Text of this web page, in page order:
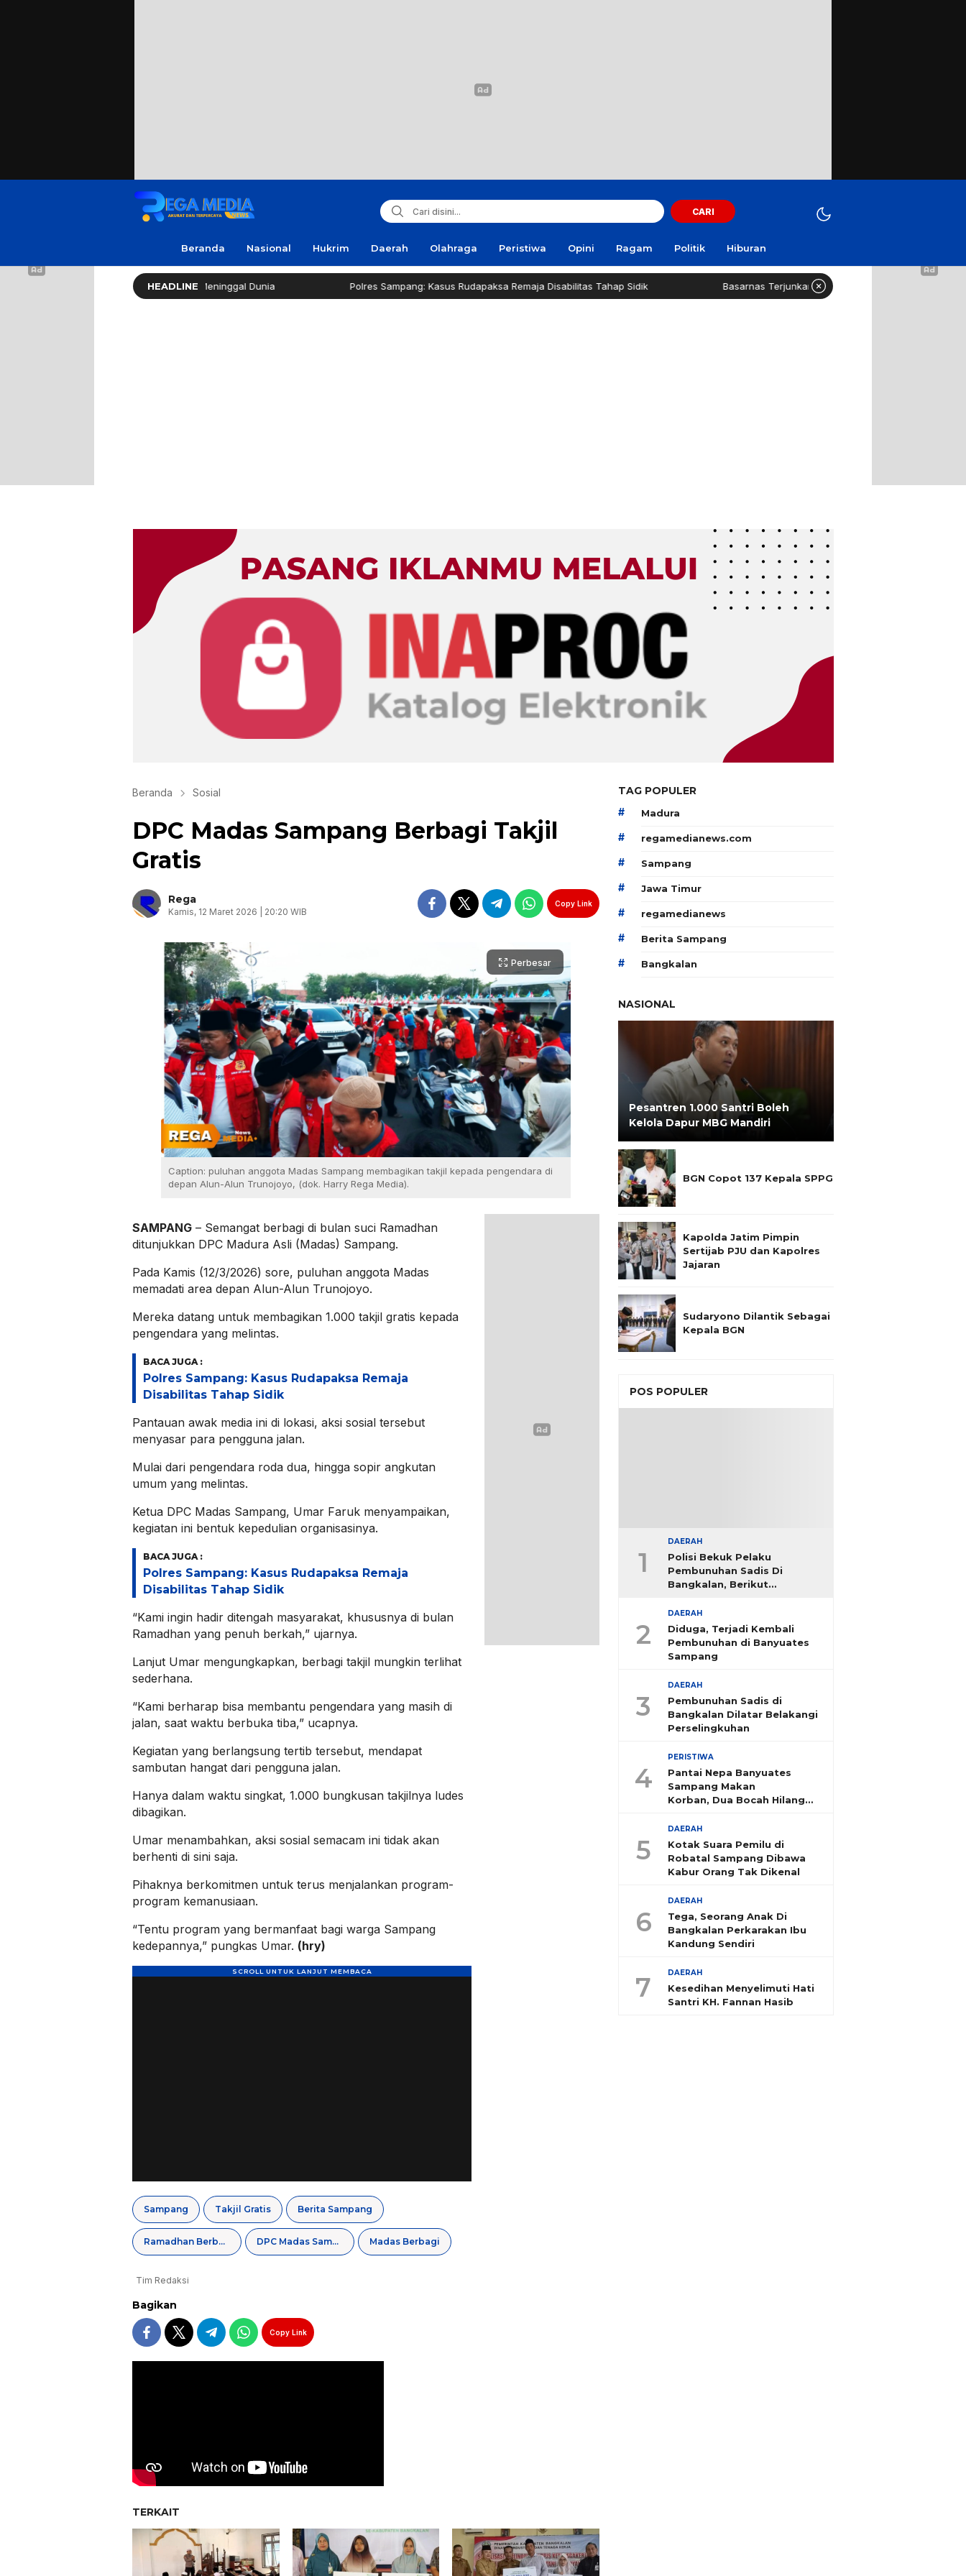
CARI
Beranda Nasional Hukrim Daerah Olahraga Peristiwa Opini Ragam Politik Hiburan
HEADLINE
Soleh ‘No Viral No Justice’ Meninggal Dunia Polres Sampang: Kasus Rudapaksa Remaja Disabilitas Tahap Sidik Basarnas Terjunkan Helikopter Sisir Bangkai KMP Mutiara Sentosa II
Beranda Sosial
DPC Madas Sampang Berbagi Takjil
Gratis
Rega
Kamis, 12 Maret 2026 | 20:20 WIB
Copy Link
Perbesar
Caption: puluhan anggota Madas Sampang membagikan takjil kepada pengendara di
depan Alun-Alun Trunojoyo, (dok. Harry Rega Media).
SAMPANG – Semangat berbagi di bulan suci Ramadhan
ditunjukkan DPC Madura Asli (Madas) Sampang.
Pada Kamis (12/3/2026) sore, puluhan anggota Madas
memadati area depan Alun-Alun Trunojoyo.
Mereka datang untuk membagikan 1.000 takjil gratis kepada
pengendara yang melintas.
BACA JUGA :
Polres Sampang: Kasus Rudapaksa Remaja
Disabilitas Tahap Sidik
Pantauan awak media ini di lokasi, aksi sosial tersebut
menyasar para pengguna jalan.
Mulai dari pengendara roda dua, hingga sopir angkutan
umum yang melintas.
Ketua DPC Madas Sampang, Umar Faruk menyampaikan,
kegiatan ini bentuk kepedulian organisasinya.
BACA JUGA :
Polres Sampang: Kasus Rudapaksa Remaja
Disabilitas Tahap Sidik
“Kami ingin hadir ditengah masyarakat, khususnya di bulan
Ramadhan yang penuh berkah,” ujarnya.
Lanjut Umar mengungkapkan, berbagi takjil mungkin terlihat
sederhana.
“Kami berharap bisa membantu pengendara yang masih di
jalan, saat waktu berbuka tiba,” ucapnya.
Kegiatan yang berlangsung tertib tersebut, mendapat
sambutan hangat dari pengguna jalan.
Hanya dalam waktu singkat, 1.000 bungkusan takjilnya ludes
dibagikan.
Umar menambahkan, aksi sosial semacam ini tidak akan
berhenti di sini saja.
Pihaknya berkomitmen untuk terus menjalankan program-
program kemanusiaan.
“Tentu program yang bermanfaat bagi warga Sampang
kedepannya,” pungkas Umar. (hry)
Sampang Takjil Gratis Berita Sampang
Ramadhan Berbagi DPC Madas Sampang Madas Berbagi
Tim Redaksi
Bagikan
Copy Link
TERKAIT
TAG POPULER
# Madura
# regamedianews.com
# Sampang
# Jawa Timur
# regamedianews
# Berita Sampang
# Bangkalan
NASIONAL
Pesantren 1.000 Santri Boleh
Kelola Dapur MBG Mandiri
BGN Copot 137 Kepala SPPG
Kapolda Jatim Pimpin
Sertijab PJU dan Kapolres
Jajaran
Sudaryono Dilantik Sebagai
Kepala BGN
POS POPULER
1
DAERAH
Polisi Bekuk Pelaku
Pembunuhan Sadis Di
Bangkalan, Berikut
2
DAERAH
Diduga, Terjadi Kembali
Pembunuhan di Banyuates
Sampang
3
DAERAH
Pembunuhan Sadis di
Bangkalan Dilatar Belakangi
Perselingkuhan
4
PERISTIWA
Pantai Nepa Banyuates
Sampang Makan
Korban, Dua Bocah Hilang
5
DAERAH
Kotak Suara Pemilu di
Robatal Sampang Dibawa
Kabur Orang Tak Dikenal
6
DAERAH
Tega, Seorang Anak Di
Bangkalan Perkarakan Ibu
Kandung Sendiri
7 DAERAH
Kesedihan Menyelimuti Hati
Santri KH. Fannan Hasib